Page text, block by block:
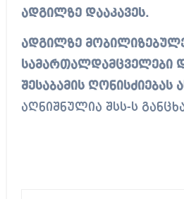
ადგილზე დააკავეს.
ადგილზე
სამართალდამცველები
შესაბამის ღონისძიებას
აღნიშნულია შსს-ს